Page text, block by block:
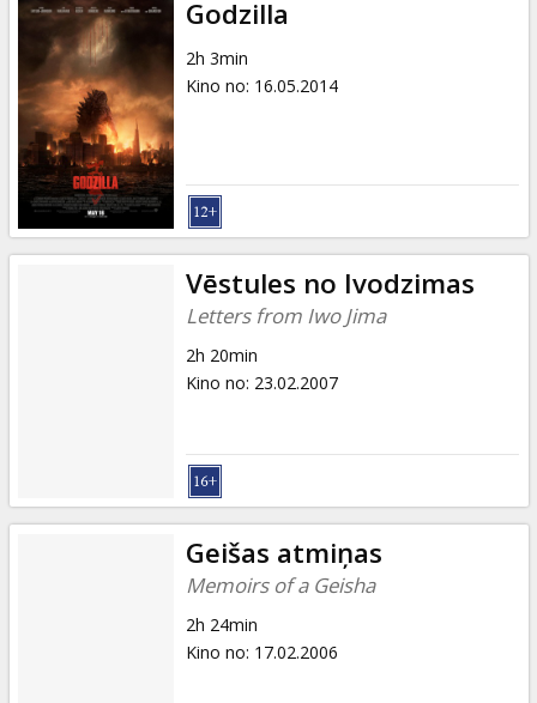
Godzilla
2h 3min
Kino no: 16.05.2014
Vēstules no Ivodzimas
Letters from Iwo Jima
2h 20min
Kino no: 23.02.2007
Geišas atmiņas
Memoirs of a Geisha
2h 24min
Kino no: 17.02.2006